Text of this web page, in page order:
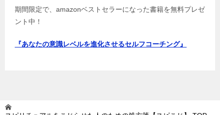
期間限定で、amazonベストセラーになった書籍を無料プレゼ
ント中！
『あなたの意識レベルを進化させるセルフコーチング』